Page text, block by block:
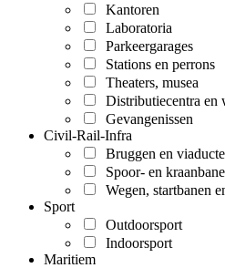
Kantoren
Laboratoria
Parkeergarages
Stations en perrons
Theaters, musea
Distributiecentra en
Gevangenissen
Civil-Rail-Infra
Bruggen en
Spoor- en
Wegen, startbanen
Sport
Outdoorsport
Indoorsport
Maritiem